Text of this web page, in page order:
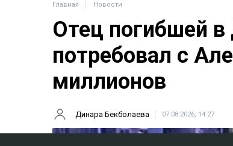
Главная Новости
Отец погибшей
потребовал с
миллионов
Динара Бекболаева 07.08.2026, 14:27